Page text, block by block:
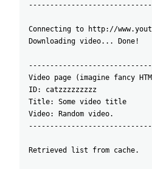
Connecting to http://
Downloading video... Done!
Video page (imagine fancy
ID: catzzzzzzzzz
Title: Some video title
Video: Random video.
Retrieved list from cache.